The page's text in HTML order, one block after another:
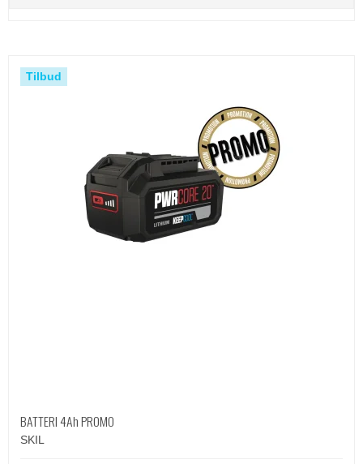
Tilbud
BATTERI 4Ah PROMO
SKIL